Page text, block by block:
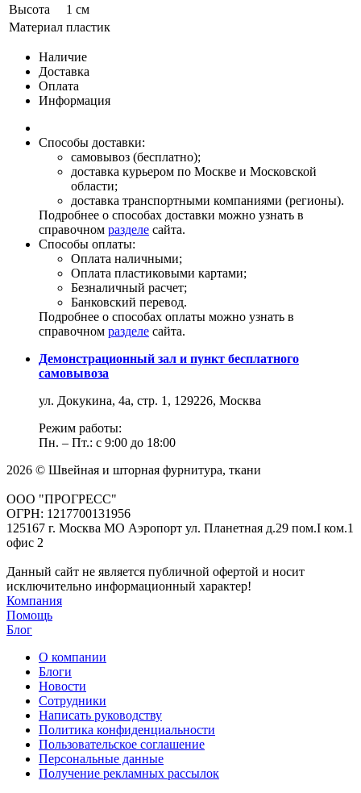
Высота
1 см
Материал пластик
Наличие
Доставка
Оплата
Информация
Способы доставки:
самовывоз (бесплатно);
доставка курьером по Москве и Московской
области;
доставка транспортными компаниями (регионы).
Подробнее о способах доставки можно узнать в
справочном разделе сайта.
Способы оплаты:
Оплата наличными;
Оплата пластиковыми картами;
Безналичный расчет;
Банковский перевод.
Подробнее о способах оплаты можно узнать в
справочном разделе сайта.
Демонстрационный зал и пункт бесплатного
самовывоза
ул. Докукина, 4а, стр. 1, 129226, Москва
Режим работы:
Пн. – Пт.: с 9:00 до 18:00
2026 © Швейная и шторная фурнитура, ткани
ООО "ПРОГРЕСС"
ОГРН: 1217700131956
125167 г. Москва МО Аэропорт ул. Планетная д.29 пом.I ком.1
офис 2
Данный сайт не является публичной офертой и носит
исключительно информационный характер!
Компания
Помощь
Блог
О компании
Блоги
Новости
Сотрудники
Написать руководству
Политика конфиденциальности
Пользовательское соглашение
Персональные данные
Получение рекламных рассылок